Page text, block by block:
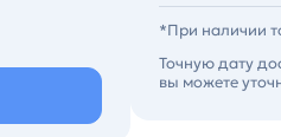
*При наличии
Точную дату
вы можете